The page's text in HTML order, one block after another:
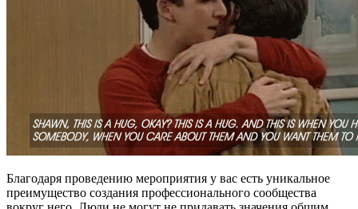
Благодаря проведению мероприятия у вас есть уникальное
преимущество создания профессионального сообщества